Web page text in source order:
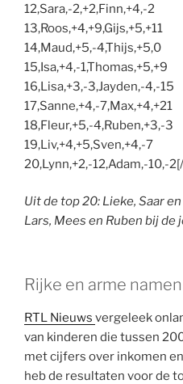
12,Sara,-2,+2,Finn,+4,-2
13,Roos,+4,+9,Gijs,+5,+11
14,Maud,+5,-4,Thijs,+5,0
15,Isa,+4,-1,Thomas,+5,+9
16,Lisa,+3,-3,Jayden,-4,-15
17,Sanne,+4,-7,Max,+4,+21
18,Fleur,+5,-4,Ruben,+3,-3
19,Liv,+4,+5,Sven,+4,-7
20,Lynn,+2,-12,Adam,-10,-
Uit de top 20: Lieke, Saar
Lars, Mees en Ruben bij de
Rijke en arme namen
RTL Nieuws vergeleek
van kinderen die tussen
met cijfers over inkomen
heb de resultaten voor de